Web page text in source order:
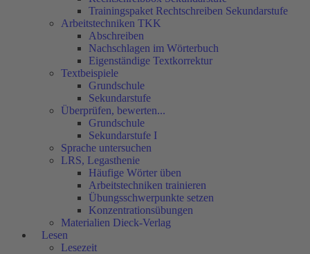
Trainingspaket Rechtschreiben Sekundarstufe
Arbeitstechniken TKK
Abschreiben
Nachschlagen im Wörterbuch
Eigenständige Textkorrektur
Textbeispiele
Grundschule
Sekundarstufe
Überprüfen, bewerten...
Grundschule
Sekundarstufe I
Sprache untersuchen
LRS, Legasthenie
Häufige Wörter üben
Arbeitstechniken trainieren
Übungsschwerpunkte setzen
Konzentrationsübungen
Materialien Dieck-Verlag
Lesen
Lesezeit